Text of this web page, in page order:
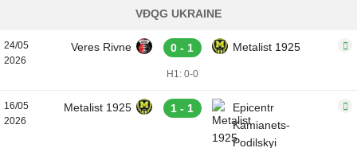
VĐQG UKRAINE
24/05
2026
Veres Rivne 0 - 1 Metalist 1925
H1: 0-0
16/05
2026
Metalist 1925 1 - 1
Epicentr
Kamianets-
Podilskyi